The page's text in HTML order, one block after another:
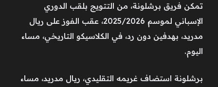
تمكن فريق برشلونة، من التتويج بلقب الدوري
الإسباني لموسم 2025/2026، عقب الفوز على ريال
مدريد، بهدفين دون رد، في الكلاسيكو التاريخي، مساء
اليوم.
برشلونة استضاف غريمه التقليدي، ريال مدريد، مساء